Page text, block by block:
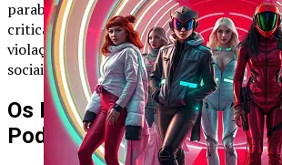
parabenizando o casal, mas grupos de
criticaram a associação de Vega com um
violações. A atriz, que sempre se
sociais, ainda não se pronunciou
Os Próximos Passos do
Poderoso